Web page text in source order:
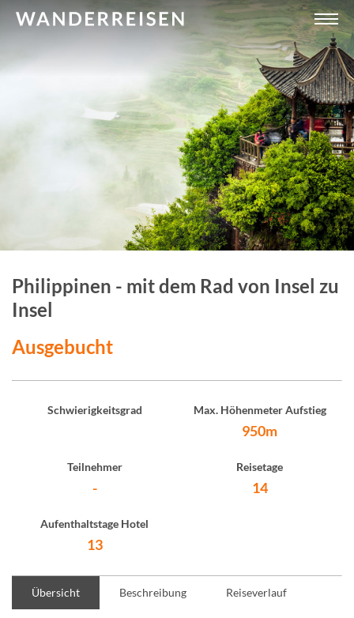
Philippinen - mit dem Rad von Insel zu
Insel
Ausgebucht
Schwierigkeitsgrad Max. Höhenmeter Aufstieg
950m
Teilnehmer
-
Reisetage
14
Aufenthaltstage Hotel
13
Übersicht Beschreibung Reiseverlauf